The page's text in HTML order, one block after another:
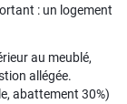
: un logement
au meublé,
allégée.
abattement 30%)